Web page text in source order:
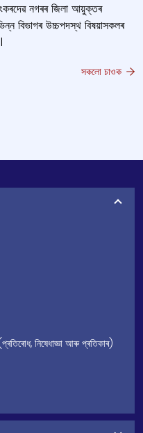
নগৰৰ জিলা আয়ুক্তৰ
বিভাগৰ উচ্চপদস্থ বিষয়াসকলৰ
সকলো চাওক
নিষেধাজ্ঞা আৰু প্ৰতিকাৰ)